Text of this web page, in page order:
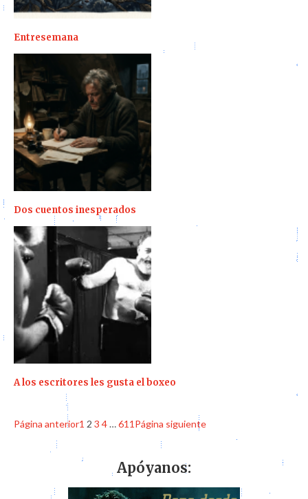
Entresemana
Dos cuentos inesperados
A los escritores les gusta el boxeo
Página anterior1 2 3 4…611 Página siguiente
Apóyanos: